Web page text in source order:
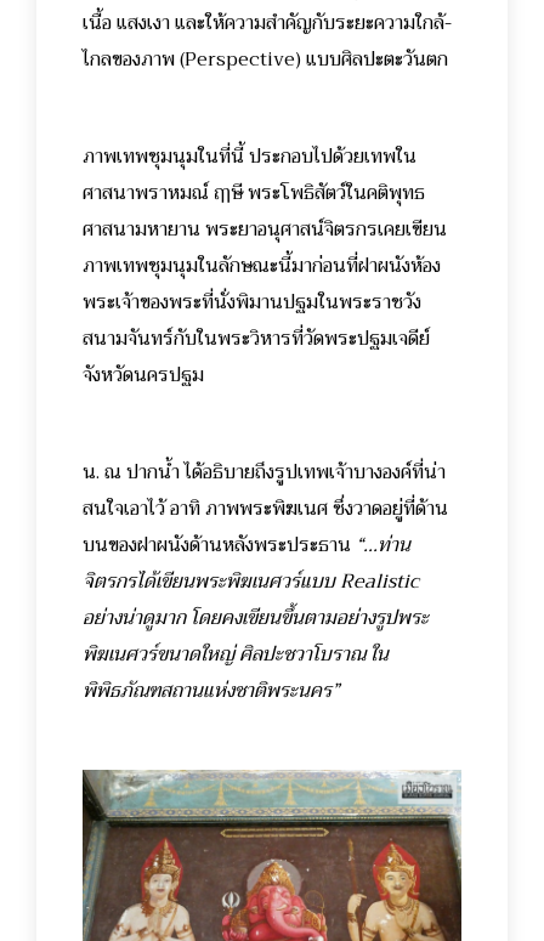
เนื้อ แสงเงา และให้ความสำคัญกับระยะความใกล้-
ไกลของภาพ (Perspective) แบบศิลปะตะวันตก
ภาพเทพชุมนุมในที่นี้ ประกอบไปด้วยเทพใน
ศาสนาพราหมณ์ ฤๅษี พระโพธิสัตว์ในคติพุทธ
ศาสนามหายาน พระยาอนุศาสน์จิตรกรเคยเขียน
ภาพเทพชุมนุมในลักษณะนี้มาก่อนที่ฝาผนังห้อง
พระเจ้าของพระที่นั่งพิมานปฐมในพระราชวัง
สนามจันทร์กับในพระวิหารที่วัดพระปฐมเจดีย์
จังหวัดนครปฐม
น. ณ ปากน้ำ ได้อธิบายถึงรูปเทพเจ้าบางองค์ที่น่า
สนใจเอาไว้ อาทิ ภาพพระพิฆเนศ ซึ่งวาดอยู่ที่ด้าน
บนของฝาผนังด้านหลังพระประธาน “...ท่าน
จิตรกรได้เขียนพระพิฆเนศวร์แบบ Realistic
อย่างน่าดูมาก โดยคงเขียนขึ้นตามอย่างรูปพระ
พิฆเนศวร์ขนาดใหญ่ ศิลปะชวาโบราณ ใน
พิพิธภัณฑสถานแห่งชาติพระนคร”